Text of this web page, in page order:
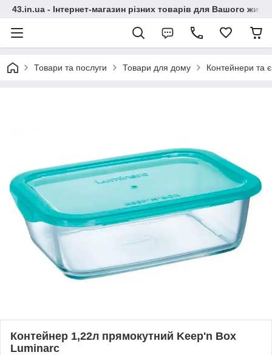
43.in.ua - Інтернет-магазин різних товарів для Вашого
Товари та послуги Товари для дому Контейнери та
Контейнер 1,22л прямокутний Keep'n Box
Luminarc